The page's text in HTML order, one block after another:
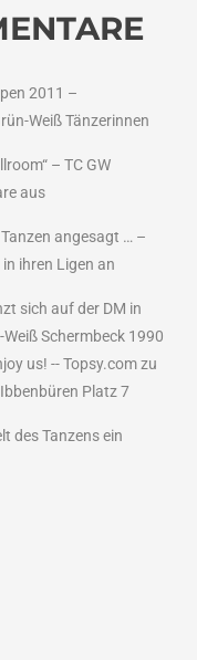
2011 –
Weiß Tänzerinnen
– TC GW
aus
angesagt … –
ihren Ligen an
sich auf der DM in
Schermbeck 1990
us! -- Topsy.comzu
Platz 7
des Tanzens ein